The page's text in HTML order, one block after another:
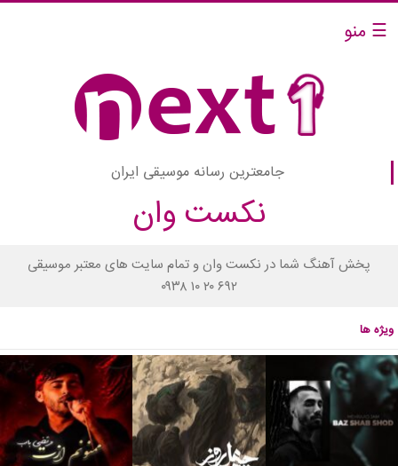
☰ منو
جامعترین رسانه موسیقی ایران
نکست وان
پخش آهنگ شما در نکست وان و تمام سایت های معتبر موسیقی
۰۹۳۸ ۱۰ ۲۰ ۶۹۲
ویژه ها